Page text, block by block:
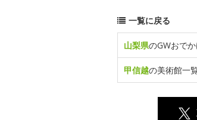
一覧に戻る
山梨県のGWおで
甲信越の美術館一